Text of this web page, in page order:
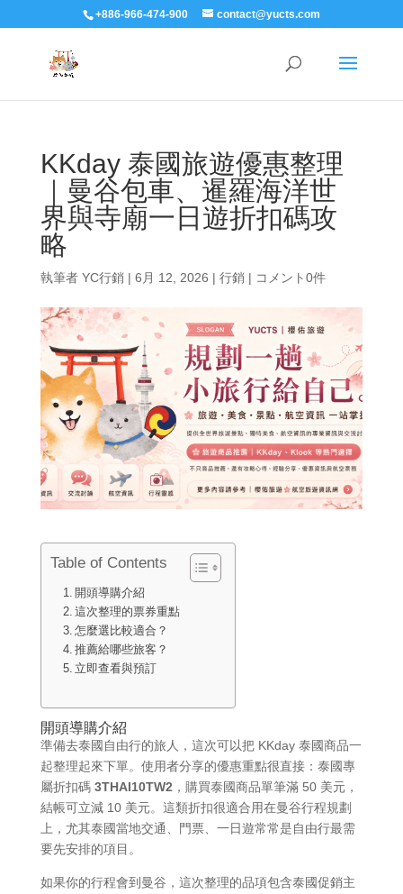
+886-966-474-900 contact@yucts.com
KKday 泰國旅遊優惠整理
｜曼谷包車、暹羅海洋世
界與寺廟一日遊折扣碼攻
略
執筆者 YC行銷| 6月 12, 2026 | 行銷| コメント0件
Table of Contents
開頭導購介紹
這次整理的票券重點
怎麼選比較適合？
推薦給哪些旅客？
立即查看與預訂
開頭導購介紹
準備去泰國自由行的旅人，這次可以把 KKday 泰國商品一
起整理起來下單。使用者分享的優惠重點很直接：泰國專
屬折扣碼 3THAI10TW2 ，購買泰國商品單筆滿 50 美元，
結帳可立減 10 美元。這類折扣很適合用在曼谷行程規劃
上，尤其泰國當地交通、門票、一日遊常常是自由行最需
要先安排的項目。
如果你的行程會到曼谷，這次整理的品項包含泰國促銷主